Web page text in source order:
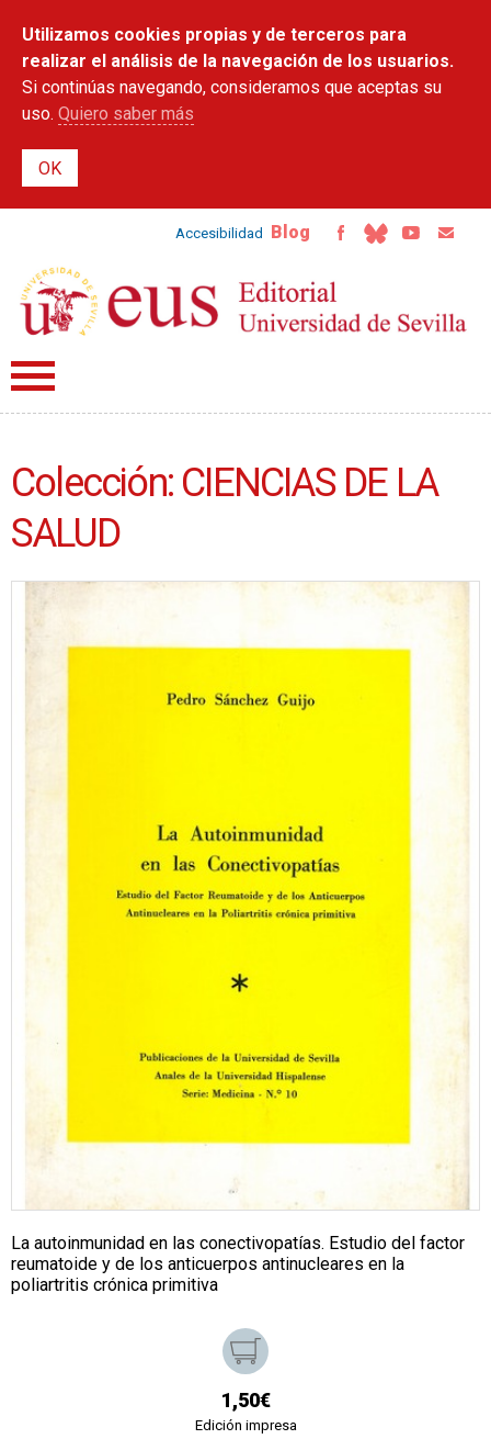
contenido
principal
Utilizamos cookies propias y de terceros para
realizar el análisis de la navegación de los usuarios.
Si continúas navegando, consideramos que aceptas su
uso. Quiero saber más
Accesibilidad Blog
Colección: CIENCIAS DE LA
SALUD
La autoinmunidad en las conectivopatías. Estudio del factor
reumatoide y de los anticuerpos antinucleares en la
poliartritis crónica primitiva
1,50€
Edición impresa